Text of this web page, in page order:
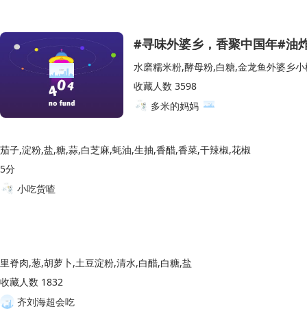
#寻味外婆乡，香聚中国年#油
水磨糯米粉,酵母粉,白糖,金龙鱼外婆乡
收藏人数 3598
多米的妈妈
茄子,淀粉,盐,糖,蒜,白芝麻,蚝油,生抽,香醋,香菜,干辣椒,花椒
5分
小吃货喳
里脊肉,葱,胡萝卜,土豆淀粉,清水,白醋,白糖,盐
收藏人数 1832
齐刘海超会吃